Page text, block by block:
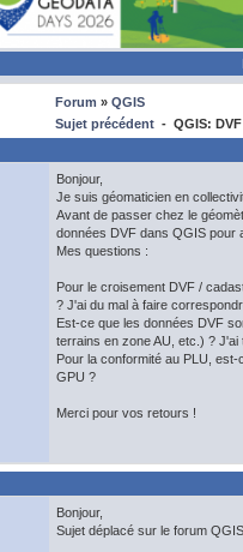
Forum » QGIS
Sujet précédent - QGIS:
Bonjour,
Je suis géomaticien en
Avant de passer chez le
données DVF dans QGIS pour
Mes questions :
Pour le croisement DVF /
? J'ai du mal à faire
Est-ce que les données DVF
terrains en zone AU, etc.) ? J'ai
Pour la conformité au PLU,
GPU ?
Merci pour vos retours !
Bonjour,
Sujet déplacé sur le forum QGIS.